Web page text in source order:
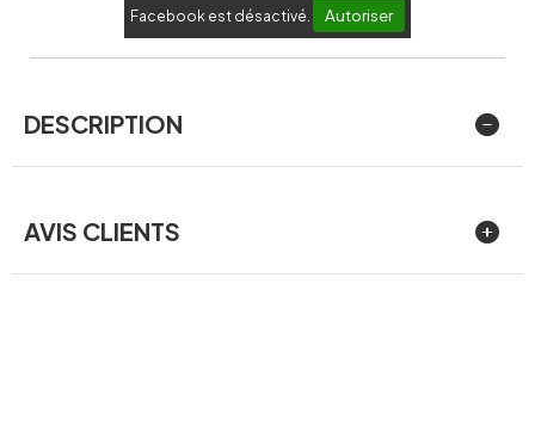
Facebook est désactivé. Autoriser
DESCRIPTION
AVIS CLIENTS